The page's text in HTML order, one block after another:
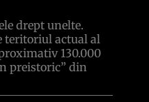
drept unelte.
teritoriul actual al
130.000
preistoric” din